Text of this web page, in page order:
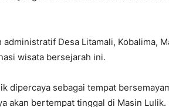
Desa Litamali, Kobalima,
wisata bersejarah ini.
dipercaya sebagai tempat
akan bertempat tinggal di Masin Lulik.